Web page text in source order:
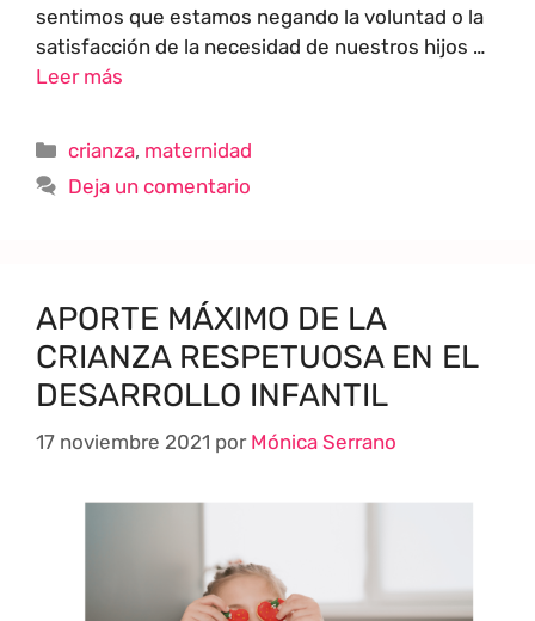
sentimos que estamos negando la voluntad o la
satisfacción de la necesidad de nuestros hijos …
Leer más
crianza, maternidad
Deja un comentario
APORTE MÁXIMO DE LA
CRIANZA RESPETUOSA EN EL
DESARROLLO INFANTIL
17 noviembre 2021 por Mónica Serrano